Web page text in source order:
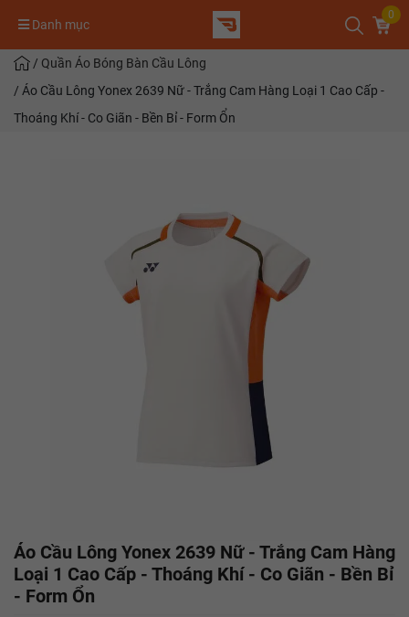
Danh mục
0
/ Quần Áo Bóng Bàn Cầu Lông
/ Áo Cầu Lông Yonex 2639 Nữ - Trắng Cam Hàng Loại 1 Cao Cấp -
Thoáng Khí - Co Giãn - Bền Bỉ - Form Ổn
Áo Cầu Lông Yonex 2639 Nữ - Trắng Cam Hàng
Loại 1 Cao Cấp - Thoáng Khí - Co Giãn - Bền Bỉ
- Form Ổn